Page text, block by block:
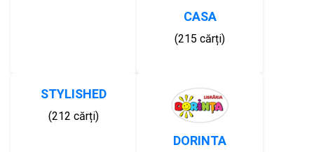
CASA
(215 cărți)
STYLISHED
(212 cărți)
DORINTA